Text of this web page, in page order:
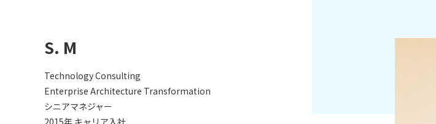
S. M
Technology Consulting
Enterprise Architecture Transformation
シニアマネジャー
2015年 キャリア入社